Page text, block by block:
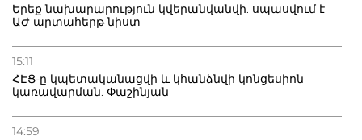
Երեք նախարարություն կվերանվանվի. սպասվում է
ԱԺ արտահերթ նիստ
15:11
ՀԷՑ-ը կպետականացվի և կհանձնվի կոնցեսիոն
կառավարման. Փաշինյան
14:59